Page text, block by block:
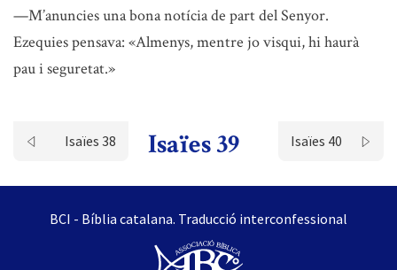
—M’anuncies una bona notícia de part del Senyor.
Ezequies pensava: «Almenys, mentre jo visqui, hi haurà
pau i seguretat.»
Isaïes 38 Isaïes 39 Isaïes 40
BCI - Bíblia catalana. Traducció interconfessional